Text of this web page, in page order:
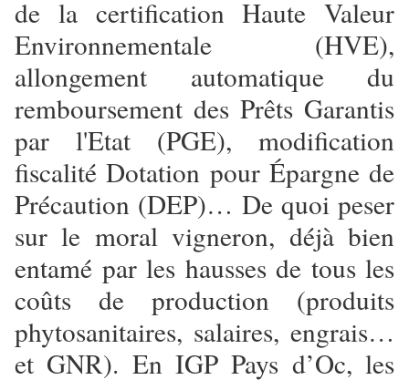
de la certification Haute Valeur
Environnementale (HVE),
allongement automatique du
remboursement des Prêts Garantis
par l'Etat (PGE), modification
fiscalité Dotation pour Épargne de
Précaution (DEP)… De quoi peser
sur le moral vigneron, déjà bien
entamé par les hausses de tous les
coûts de production (produits
phytosanitaires, salaires, engrais…
et GNR). En IGP Pays d’Oc, les